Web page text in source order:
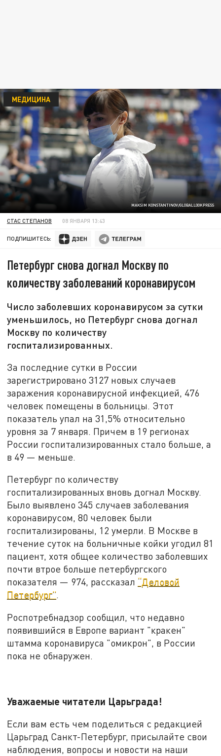
MAKSIM KONSTANTINOV/GLOBALLOOKPRESS
МЕДИЦИНА
СТАС СТЕПАНОВ 08 ЯНВАРЯ 13:43
ПОДПИШИТЕСЬ:
Петербург снова догнал Москву по
количеству заболеваний коронавирусом
Число заболевших коронавирусом за сутки
уменьшилось, но Петербург снова догнал
Москву по количеству
госпитализированных.
За последние сутки в России
зарегистрировано 3127 новых случаев
заражения коронавирусной инфекцией, 476
человек помещены в больницы. Этот
показатель упал на 31,5% относительно
уровня за 7 января. Причем в 19 регионах
России госпитализированных стало больше, а
в 49 — меньше.
Петербург по количеству
госпитализированных вновь догнал Москву.
Было выявлено 345 случаев заболевания
коронавирусом, 80 человек были
госпитализированы, 12 умерли. В Москве в
течение суток на больничные койки угодил 81
пациент, хотя общее количество заболевших
почти втрое больше петербургского
показателя — 974, рассказал “Деловой
Петербург”.
Роспотребнадзор сообщил, что недавно
появившийся в Европе вариант "кракен"
штамма коронавируса "омикрон", в России
пока не обнаружен.
Уважаемые читатели Царьграда!
Если вам есть чем поделиться с редакцией
Царьград Санкт-Петербург, присылайте свои
наблюдения, вопросы и новости на наши